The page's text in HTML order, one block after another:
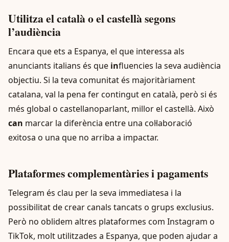
Utilitza el català o el castellà segons
l’audiència
Encara que ets a Espanya, el que interessa als
anunciants italians és que influencies la seva audiència
objectiu. Si la teva comunitat és majoritàriament
catalana, val la pena fer contingut en català, però si és
més global o castellanoparlant, millor el castellà. Això
can marcar la diferència entre una col·laboració
exitosa o una que no arriba a impactar.
Plataformes complementàries i pagaments
Telegram és clau per la seva immediatesa i la
possibilitat de crear canals tancats o grups exclusius.
Però no oblidem altres plataformes com Instagram o
TikTok, molt utilitzades a Espanya, que poden ajudar a